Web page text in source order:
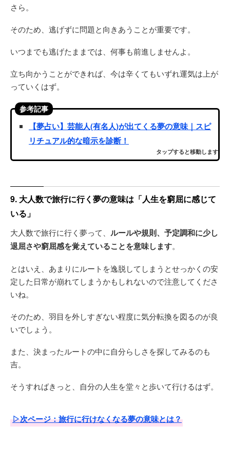
さら。
そのため、逃げずに問題と向きあうことが重要です。
いつまでも逃げたままでは、何事も前進しませんよ。
立ち向かうことができれば、今は辛くてもいずれ運気は上が
っていくはず。
参考記事
【夢占い】芸能人(有名人)が出てくる夢の意味｜スピ
リチュアル的な暗示を診断！
タップすると移動します
9. 大人数で旅行に行く夢の意味は「人生を窮屈に感じて
いる」
大人数で旅行に行く夢って、 ルールや規則、予定調和に少し
退屈さや窮屈感を覚えていることを意味します。
とはいえ、あまりにルートを逸脱してしまうとせっかくの安
定した日常が崩れてしまうかもしれないので注意してくださ
いね。
そのため、羽目を外しすぎない程度に気分転換を図るのが良
いでしょう。
また、決まったルートの中に自分らしさを探してみるのも
吉。
そうすればきっと、自分の人生を堂々と歩いて行けるはず。
▷次ページ：旅行に行けなくなる夢の意味とは？